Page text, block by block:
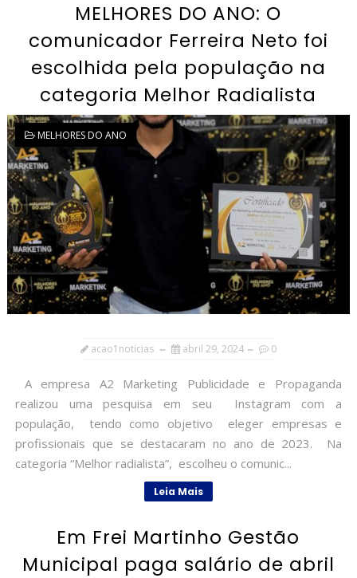
MELHORES DO ANO: O
comunicador Ferreira Neto foi
escolhida pela população na
categoria Melhor Radialista
MELHORES DO ANO
acao1noticias abril 29, 2024 0
A empresa A2 Marketing Publicidade e Propaganda
realizou uma pesquisa em seu Instagram com a
população, tendo como objetivo eleger empresas e
profissionais que se destacaram no ano de 2023. Na
categoria “Melhor radialista”, escolheu o comunic...
Leia Mais
Em Frei Martinho Gestão
Municipal paga salário de abril